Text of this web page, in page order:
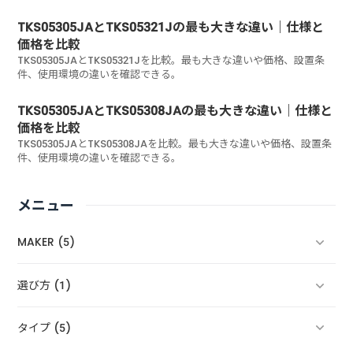
TKS05305JAとTKS05321Jの最も大きな違い｜仕様と
価格を比較
TKS05305JAとTKS05321Jを比較。最も大きな違いや価格、設置条
件、使用環境の違いを確認できる。
TKS05305JAとTKS05308JAの最も大きな違い｜仕様と
価格を比較
TKS05305JAとTKS05308JAを比較。最も大きな違いや価格、設置条
件、使用環境の違いを確認できる。
メニュー
MAKER (5)
選び方 (1)
タイプ (5)